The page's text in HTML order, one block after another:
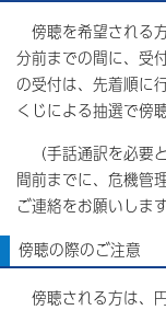
傍聴を希望される
分前までの間に、受
の受付は、先着順に
くじによる抽選で傍
（手話通訳を必要
間前までに、危機
ご連絡をお願いします
傍聴の際のご注意
傍聴される方は、